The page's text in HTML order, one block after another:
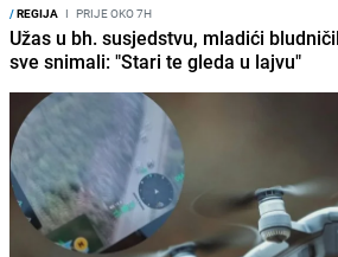
/REGIJA I PRIJE OKO 7H
Užas u bh. susjedstvu, mladići
sve snimali: "Stari te gleda u lajvu"